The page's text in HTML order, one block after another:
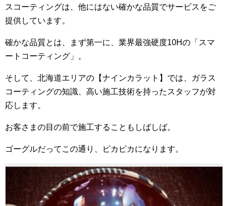
スコーティングは、他にはない確かな品質でサービスをご
提供しています。
確かな品質とは、まず第一に、業界最強硬度10Hの「スマ
ートコーティング」。
そして、北海道エリアの【ナインカラット】では、ガラス
コーティングの知識、高い施工技術を持ったスタッフが対
応します。
お客さまの目の前で施工することもしばしば。
ゴーグルだってこの通り、ピカピカになります。